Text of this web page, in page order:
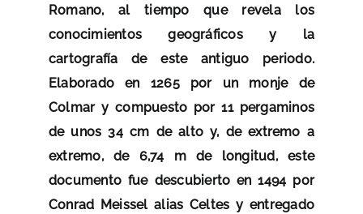
Romano, al tiempo que revela los
conocimientos geográficos y la
cartografía de este antiguo periodo.
Elaborado en 1265 por un monje de
Colmar y compuesto por 11 pergaminos
de unos 34 cm de alto y, de extremo a
extremo, de 6,74 m de longitud, este
documento fue descubierto en 1494 por
Conrad Meissel alias Celtes y entregado